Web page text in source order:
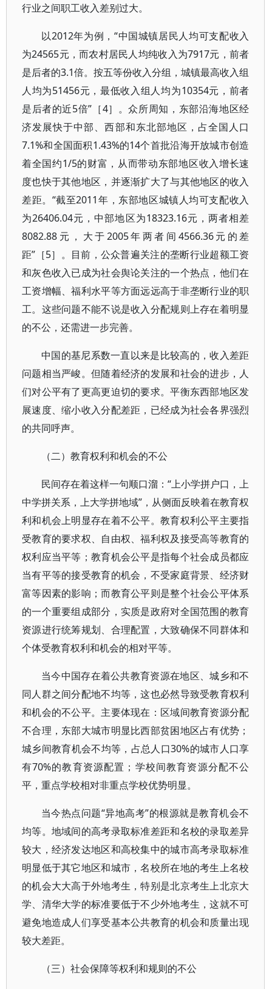
行业之间职工收入差别过大。
以2012年为例，“中国城镇居民人均可支配收入
为24565元，而农村居民人均纯收入为7917元，前者
是后者的3.1倍。按五等份收入分组，城镇最高收入组
人均为51456元，最低收入组人均为10354元，前者
是后者的近5倍”［4］。众所周知，东部沿海地区经
济发展快于中部、西部和东北部地区，占全国人口
7.1%和全国面积1.43%的14个首批沿海开放城市创造
着全国约1/5的财富，从而带动东部地区收入增长速
度也快于其他地区，并逐渐扩大了与其他地区的收入
差距。“截至2011年，东部地区城镇人均可支配收入
为26406.04元，中部地区为18323.16元，两者相差
8082.88元，大于2005年两者间4566.36元的差
距”［5］。目前，公众普遍关注的垄断行业超额工资
和灰色收入已成为社会舆论关注的一个热点，他们在
工资增幅、福利水平等方面远远高于非垄断行业的职
工。这些问题不能不说是收入分配规则上存在着明显
的不公，还需进一步完善。
中国的基尼系数一直以来是比较高的，收入差距
问题相当严峻。但随着经济的发展和社会的进步，人
们对公平有了更高更迫切的要求。平衡东西部地区发
展速度、缩小收入分配差距，已经成为社会各界强烈
的共同呼声。
（二）教育权利和机会的不公
民间存在着这样一句顺口溜：“上小学拼户口，上
中学拼关系，上大学拼地域”，从侧面反映着在教育权
利和机会上明显存在着不公平。教育权利公平主要指
受教育的要求权、自由权、福利权及接受高等教育的
权利应当平等；教育机会公平是指每个社会成员都应
当有平等的接受教育的机会，不受家庭背景、经济财
富等因素的影响；而教育公平则是整个社会公平体系
的一个重要组成部分，实质是政府对全国范围的教育
资源进行统筹规划、合理配置，大致确保不同群体和
个体受教育权利和机会的相对平等。
当今中国存在着公共教育资源在地区、城乡和不
同人群之间分配地不均等，这也必然导致受教育权利
和机会的不公平。主要体现在：区域间教育资源分配
不合理，东部大城市明显比西部贫困地区占有优势；
城乡间教育机会不均等，占总人口30%的城市人口享
有70%的教育资源配置；学校间教育资源分配不公
平，重点学校相对非重点学校优势明显。
当今热点问题“异地高考”的根源就是教育机会不
均等。地域间的高考录取标准差距和名校的录取差异
较大，经济发达地区和高校集中的城市高考录取标准
明显低于其它地区和城市，名校所在地的考生上名校
的机会大大高于外地考生，特别是北京考生上北京大
学、清华大学的标准要低于不少外地考生，这就不可
避免地造成人们享受基本公共教育的机会和质量出现
较大差距。
（三）社会保障等权利和规则的不公